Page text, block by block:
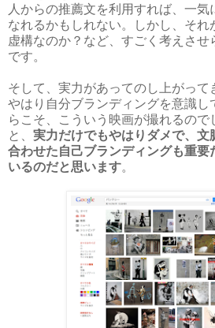
人からの推薦文を利用すれば、一気
なれるかもしれない。しかし、それ
虚構なのか？など、すごく考えさせ
です。
そして、実力があってのし上がって
やはり自分ブランディングを意識し
らこそ、こういう映画が撮れるので
と、 実力だけでもやはりダメで、文
合わせた自己ブランディングも重要
いるのだと思います。